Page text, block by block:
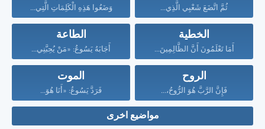
ثُمَّ اتَّضَعَ شَعْبِي الَّذِي... وَضَعُوا هَذِهِ الْكَلِمَاتِ الَّتِي...
الخطية
أَمَا تَعْلَمُونَ أَنَّ الظَّالِمِينَ...
الطاعة
أَجَابَهُ يَسُوعُ: «مَنْ يُحِبَّنِي...
الروح
فَإِنَّ الرَّبَّ هُوَ الرُّوحُ،...
الموت
فَرَدَّ يَسُوعُ: «أَنَا هُوَ...
مواضيع اخرى